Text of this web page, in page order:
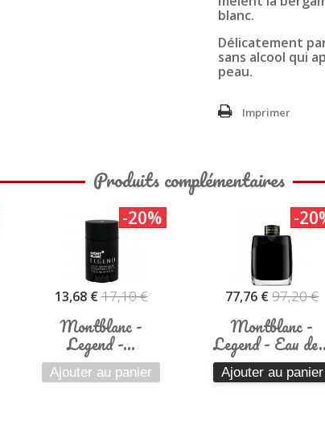
blanc.
Délicatement
sans alcool qui
peau.
Imprimer
Produits complémentaires
13,68 €17,10 €
-20%
Montblanc -
Legend -...
Ajouter au panier
77,76 €97,20 €
-
Montblanc -
Legend - Eau
Ajouter au panier